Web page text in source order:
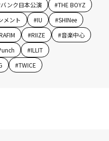
ンク日本公演 #THE BOYZ
メント #IU #SHINee
#RIIZE #音楽中心
#ILLIT
#TWICE